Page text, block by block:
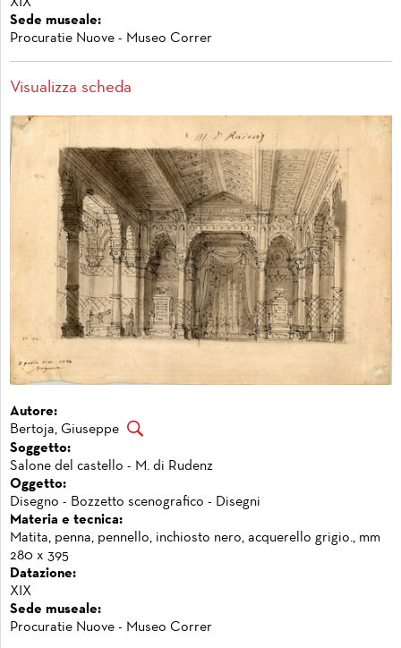
Sede museale:
Procuratie Nuove - Museo Correr
Visualizza scheda
Autore:
Bertoja, Giuseppe
Soggetto:
Salone del castello - M. di Rudenz
Oggetto:
Disegno - Bozzetto scenografico - Disegni
Materia e tecnica:
Matita, penna, pennello, inchiosto nero, acquerello grigio., mm
280 x 395
Datazione:
XIX
Sede museale:
Procuratie Nuove - Museo Correr